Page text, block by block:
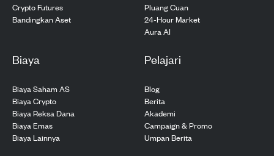
Crypto Futures
Bandingkan Aset
Pluang Cuan
24-Hour Market
Aura AI
Biaya
Biaya Saham AS
Biaya Crypto
Biaya Reksa Dana
Biaya Emas
Biaya Lainnya
Pelajari
Blog
Berita
Akademi
Campaign & Promo
Umpan Berita